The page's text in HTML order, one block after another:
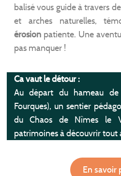
balisé vous guide à travers
et arches naturelles,
érosionpatiente. Une
pas manquer !
Ca vaut le détour :
Au départ du hameau de
Fourques), un sentier
du Chaos de Nîmes le
patrimoines à découvrir tout
En savoir